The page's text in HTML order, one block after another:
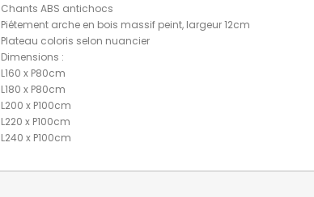
Chants ABS antichocs
Piétement arche en bois massif peint, largeur 12cm
Plateau coloris selon nuancier
Dimensions :
L160 x P80cm
L180 x P80cm
L200 x P100cm
L220 x P100cm
L240 x P100cm